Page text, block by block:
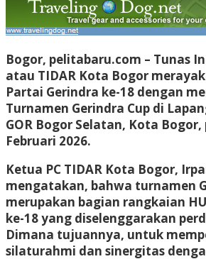
Bogor, pelitabaru.com – Tunas
atau TIDAR Kota Bogor
Partai Gerindra ke-18 dengan
Turnamen Gerindra Cup di
GOR Bogor Selatan, Kota Bogor,
Februari 2026.
Ketua PC TIDAR Kota Bogor,
mengatakan, bahwa turnamen
merupakan bagian rangkaian
ke-18 yang diselenggarakan
Dimana tujuannya, untuk
silaturahmi dan sinergitas